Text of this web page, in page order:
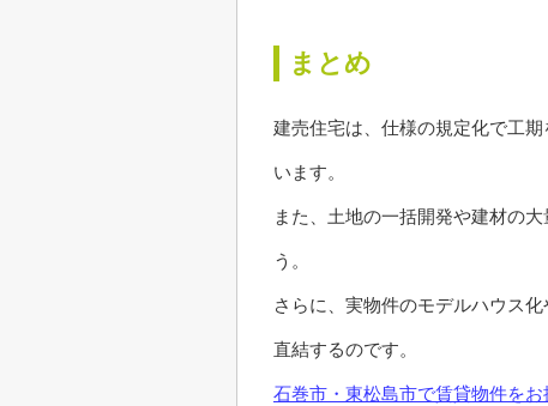
まとめ
建売住宅は、仕様の規定化で工
います。
また、土地の一括開発や建材の
う。
さらに、実物件のモデルハウス
直結するのです。
石巻市・東松島市で賃貸物件を